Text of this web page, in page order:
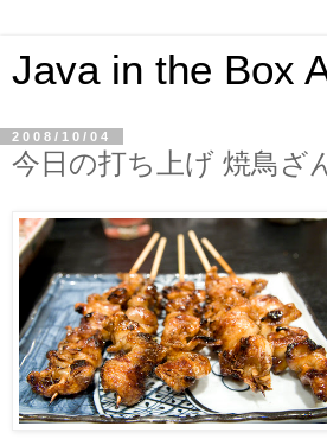
Java in the Box
2008/10/04
今日の打ち上げ 焼鳥ざ